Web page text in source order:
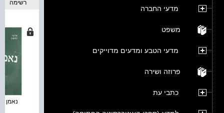
מדעי החברה
משפט
מדעי הטבע ומדעים מדוייקים
פרוזה ושירה
כתבי עת
כריכה
רשימה
נאמן :